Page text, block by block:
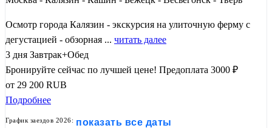
Осмотр города Калязин - экскурсия на улиточную ферму с
дегустацией - обзорная ... читать далее
3 дня Завтрак+Обед
Бронируйте сейчас по лучшей цене! Предоплата 3000 ₽
от 29 200 RUB
Подробнее
График заездов 2026: показать все даты